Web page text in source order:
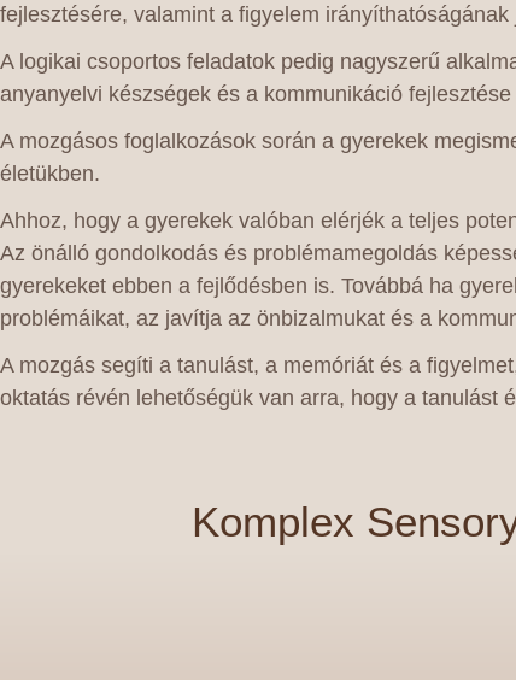
fejlesztésére, valamint a figyelem irányíthatóságának
A logikai csoportos feladatok pedig nagyszerű
anyanyelvi készségek és a kommunikáció
A mozgásos foglalkozások során a gyerekek
életükben.
Ahhoz, hogy a gyerekek valóban elérjék a teljes
Az önálló gondolkodás és problémamegoldás
gyerekeket ebben a fejlődésben is. Továbbá ha
problémáikat, az javítja az önbizalmukat és a
A mozgás segíti a tanulást, a memóriát és a
oktatás révén lehetőségük van arra, hogy a tanulást
Komplex